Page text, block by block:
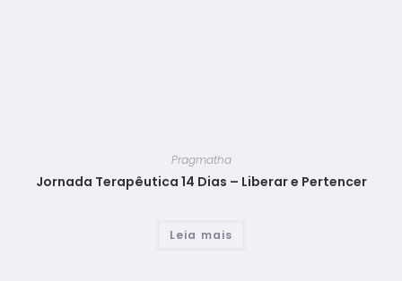
Pragmatha
Jornada Terapêutica 14 Dias – Liberar e Pertencer
Leia mais